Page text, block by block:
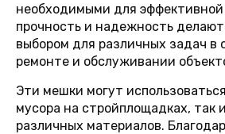
необходимыми для
прочность и надежность
выбором для различных задач в
ремонте и обслуживании
Эти мешки могут
мусора на стройплощадках, так
различных материалов.